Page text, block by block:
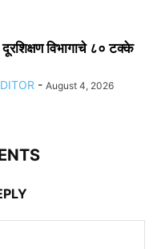
दूरशिक्षण विभागाचे ८० टक्के
- August 4, 2026